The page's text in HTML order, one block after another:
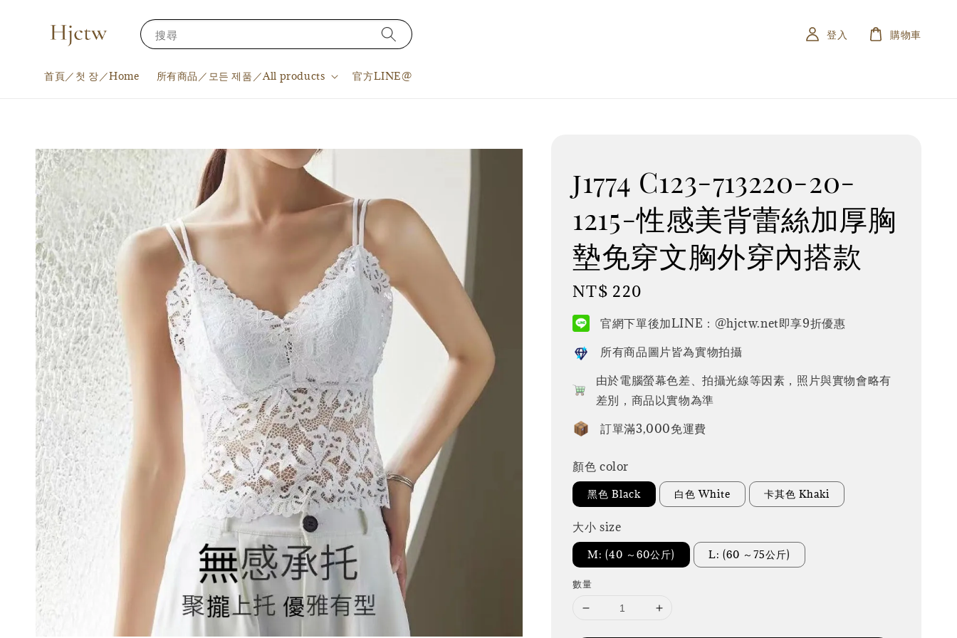
搜尋
首頁／첫 장／Home 所有商品／모든 제품／All products 官方LINE@
登入 購物車
j1774 C123-713220-20-
1215-性感美背蕾絲加厚胸
墊免穿文胸外穿內搭款
Regular
price
NT$ 220
官網下單後加LINE：@hjctw.net即享9折優惠
所有商品圖片皆為實物拍攝
由於電腦螢幕色差、拍攝光線等因素，照片與實物會略有
差別，商品以實物為準
訂單滿3,000免運費
顏色 color
黑色 Black 白色 White 卡其色 Khaki
大小 size
M: (40 ～60公斤) L: (60 ～75公斤)
數量